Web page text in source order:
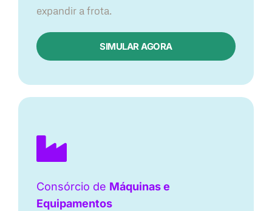
expandir a frota.
SIMULAR AGORA
Consórcio de Máquinas e
Equipamentos